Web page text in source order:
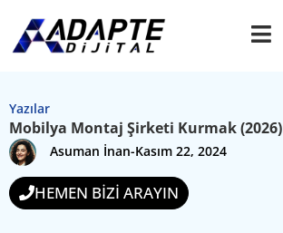
Yazılar
Mobilya Montaj Şirketi Kurmak (2026)
Asuman İnan-Kasım 22, 2024
HEMEN BİZİ ARAYIN